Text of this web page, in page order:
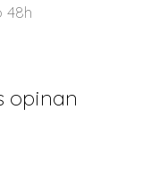
48h
opinan